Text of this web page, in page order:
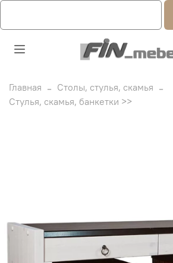
Главная
Столы, стулья, скамья
Стулья, скамья, банкетки >>